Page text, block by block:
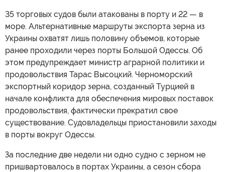
35 торговых судов были атакованы в порту и 22 — в
море. Альтернативные маршруты экспорта зерна из
Украины охватят лишь половину объемов, которые
ранее проходили через порты Большой Одессы. Об
этом предупреждает министр аграрной политики и
продовольствия Тарас Высоцкий. Черноморский
экспортный коридор зерна, созданный Турцией в
начале конфликта для обеспечения мировых поставок
продовольствия, фактически прекратил свое
существование. Судовладельцы приостановили заходы
в порты вокруг Одессы.
За последние две недели ни одно судно с зерном не
пришвартовалось в портах Украины, а сезон сбора